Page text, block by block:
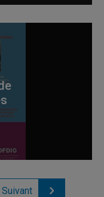
Suivant